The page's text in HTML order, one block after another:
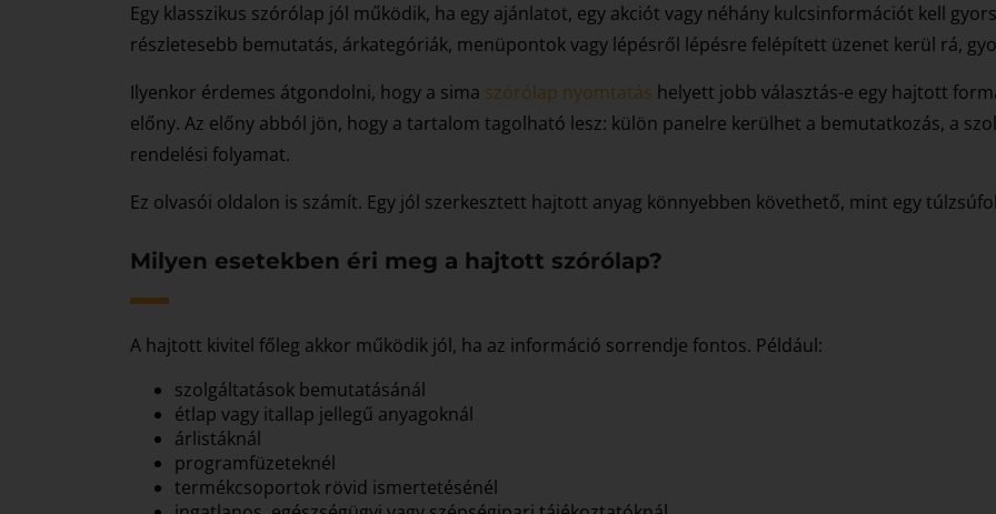
Egy klasszikus szórólap jól működik, ha egy ajánlatot, egy akciót vagy néhány kulcsinformációt kell
részletesebb bemutatás, árkategóriák, menüpontok vagy lépésről lépésre felépített üzenet kerül rá,
Ilyenkor érdemes átgondolni, hogy a sima szórólap nyomtatás helyett jobb választás-e egy hajtott
előny. Az előny abból jön, hogy a tartalom tagolható lesz: külön panelre kerülhet a bemutatkozás, a
rendelési folyamat.
Ez olvasói oldalon is számít. Egy jól szerkesztett hajtott anyag könnyebben követhető, mint egy
Milyen esetekben éri meg a hajtott szórólap?
A hajtott kivitel főleg akkor működik jól, ha az információ sorrendje fontos. Például:
szolgáltatások bemutatásánál
étlap vagy itallap jellegű anyagoknál
árlistáknál
programfüzeteknél
termékcsoportok rövid ismertetésénél